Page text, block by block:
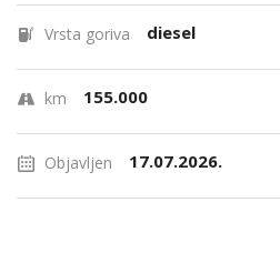
Vrsta goriva diesel
km 155.000
Objavljen 17.07.2026.